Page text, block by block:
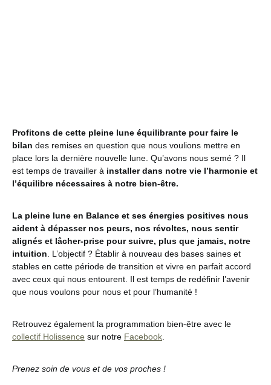
Profitons de cette pleine lune équilibrante pour faire le
bilan des remises en question que nous voulions mettre en
place lors la dernière nouvelle lune. Qu’avons nous semé ? Il
est temps de travailler à installer dans notre vie l’harmonie et
l’équilibre nécessaires à notre bien-être.
La pleine lune en Balance et ses énergies positives nous
aident à dépasser nos peurs, nos révoltes, nous sentir
alignés et lâcher-prise pour suivre, plus que jamais, notre
intuition. L’objectif ? Établir à nouveau des bases saines et
stables en cette période de transition et vivre en parfait accord
avec ceux qui nous entourent. Il est temps de redéfinir l’avenir
que nous voulons pour nous et pour l’humanité !
Retrouvez également la programmation bien-être avec le
collectif Holissence sur notre Facebook.
Prenez soin de vous et de vos proches !